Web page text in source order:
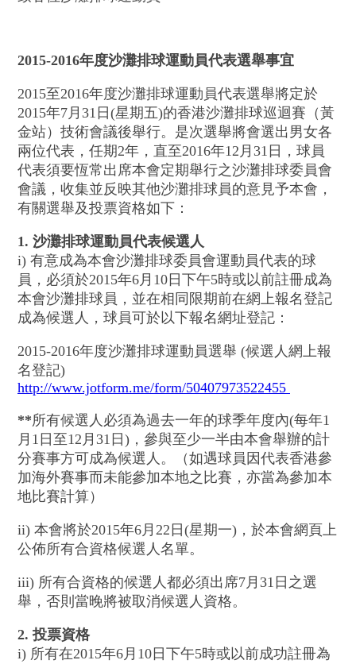
2015-2016年度沙灘排球運動員代表選舉事宜
2015至2016年度沙灘排球運動員代表選舉將定於
2015年7月31日(星期五)的香港沙灘排球巡迴賽（黃
金站）技術會議後舉行。是次選舉將會選出男女各
兩位代表，任期2年，直至2016年12月31日，球員
代表須要恆常出席本會定期舉行之沙灘排球委員會
會議，收集並反映其他沙灘排球員的意見予本會，
有關選舉及投票資格如下：
1. 沙灘排球運動員代表候選人
i) 有意成為本會沙灘排球委員會運動員代表的球
員，必須於2015年6月10日下午5時或以前註冊成為
本會沙灘排球員，並在相同限期前在網上報名登記
成為候選人，球員可於以下報名網址登記：
2015-2016年度沙灘排球運動員選舉 (候選人網上報
名登記)
http://www.jotform.me/form/50407973522455
**所有候選人必須為過去一年的球季年度內(每年1
月1日至12月31日)，參與至少一半由本會舉辦的計
分賽事方可成為候選人。（如遇球員因代表香港參
加海外賽事而未能參加本地之比賽，亦當為參加本
地比賽計算）
ii) 本會將於2015年6月22日(星期一)，於本會網頁上
公佈所有合資格候選人名單。
iii) 所有合資格的候選人都必須出席7月31日之選
舉，否則當晚將被取消候選人資格。
2. 投票資格
i) 所有在2015年6月10日下午5時或以前成功註冊為